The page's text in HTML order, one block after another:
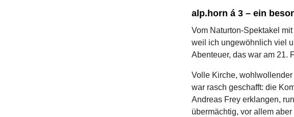
alp.horn á 3 – ein
Vom Naturton-Spektakel
weil ich ungewöhnlich viel
Abenteuer, das war am 21.
Volle Kirche,
war rasch geschafft: die
Andreas Frey erklangen,
übermächtig, vor allem